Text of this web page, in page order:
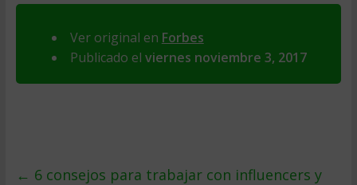
Ver original en Forbes
Publicado el viernes noviembre 3, 2017
← 6 consejos para trabajar con influencers y